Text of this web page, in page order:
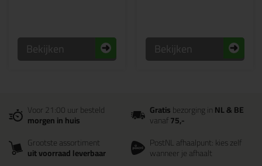
Bekijken Bekijken
Voor 21:00 uur besteld
morgen in huis
Gratisbezorging inNL & BE
vanaf75,-
Grootste assortiment
uit voorraad leverbaar
PostNL afhaalpunt: kies zelf
wanneer je afhaalt